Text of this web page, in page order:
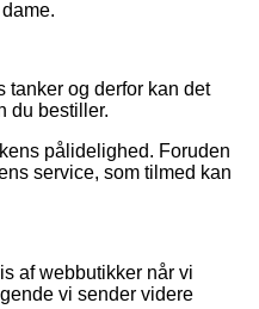
tanker og derfor kan det
du bestiller.
pålidelighed. Foruden
service, som tilmed kan
af webbutikker når vi
vi sender videre